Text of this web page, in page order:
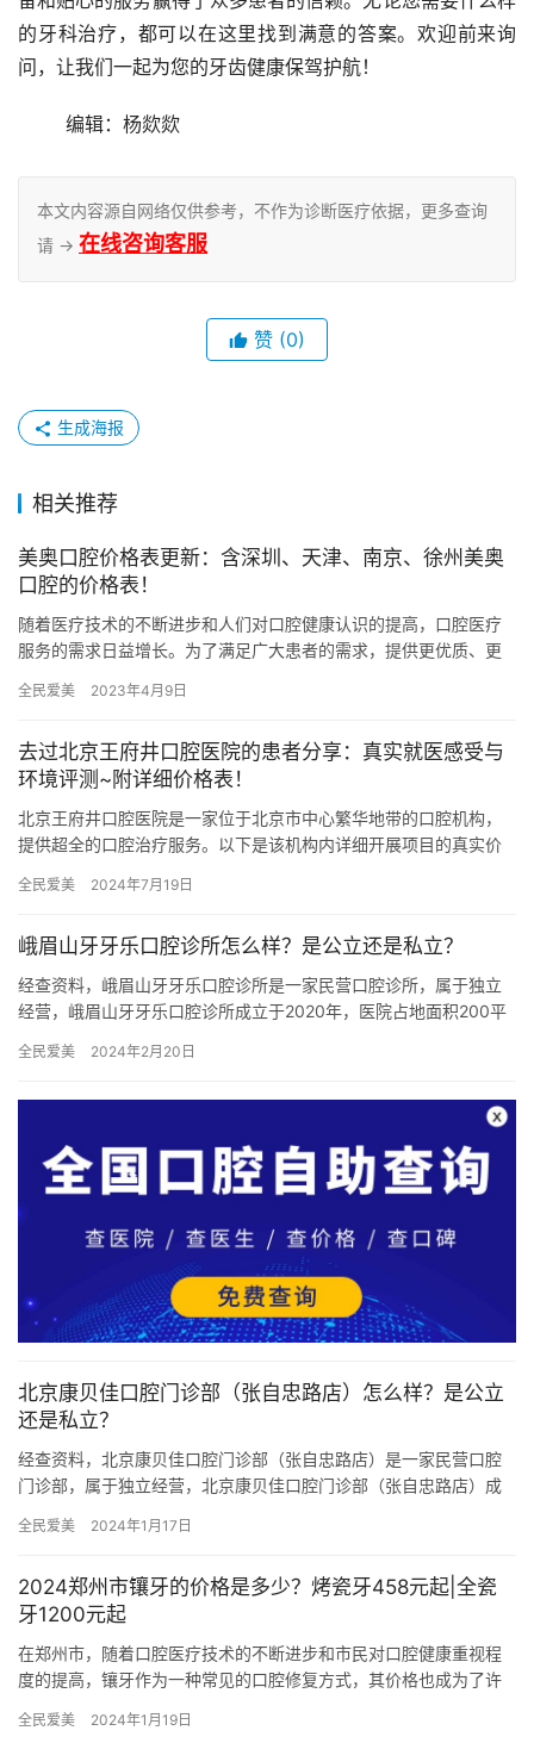
的牙科治疗，都可以在这里找到满意的答案。欢迎前来询
问，让我们一起为您的牙齿健康保驾护航！
	编辑：杨欻欻
本文内容源自网络仅供参考，不作为诊断医疗依据，更多查询
请 → 在线咨询客服
赞 (0)
生成海报
相关推荐
美奥口腔价格表更新：含深圳、天津、南京、徐州美奥
口腔的价格表！
随着医疗技术的不断进步和人们对口腔健康认识的提高，口腔医疗
服务的需求日益增长。为了满足广大患者的需求，提供更优质、更
格表。…
全民爱美 2023年4月9日
去过北京王府井口腔医院的患者分享：真实就医感受与
环境评测~附详细价格表！
北京王府井口腔医院是一家位于北京市中心繁华地带的口腔机构，
提供超全的口腔治疗服务。以下是该机构内详细开展项目的真实价
全民爱美 2024年7月19日
峨眉山牙牙乐口腔诊所怎么样？是公立还是私立？
经查资料，峨眉山牙牙乐口腔诊所是一家民营口腔诊所，属于独立
经营，峨眉山牙牙乐口腔诊所成立于2020年，医院占地面积200平
全民爱美 2024年2月20日
北京康贝佳口腔门诊部（张自忠路店）怎么样？是公立
还是私立？
经查资料，北京康贝佳口腔门诊部（张自忠路店）是一家民营口腔
门诊部，属于独立经营，北京康贝佳口腔门诊部（张自忠路店）成
全民爱美 2024年1月17日
2024郑州市镶牙的价格是多少？烤瓷牙458元起|全瓷
牙1200元起
在郑州市，随着口腔医疗技术的不断进步和市民对口腔健康重视程
度的提高，镶牙作为一种常见的口腔修复方式，其价格也成为了许
况，…
全民爱美 2024年1月19日